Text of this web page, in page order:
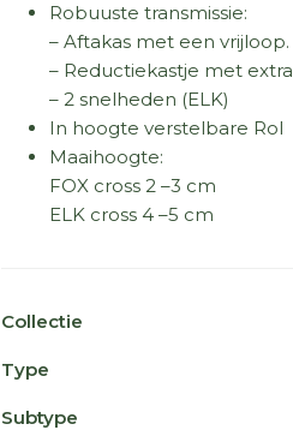
Robuuste transmissie:
– Aftakas met een vrijloop.
– Reductiekastje met
– 2 snelheden (ELK)
In hoogte verstelbare Rol
Maaihoogte:
FOX cross 2 –3 cm
ELK cross 4 –5 cm
Collectie
Type
Subtype